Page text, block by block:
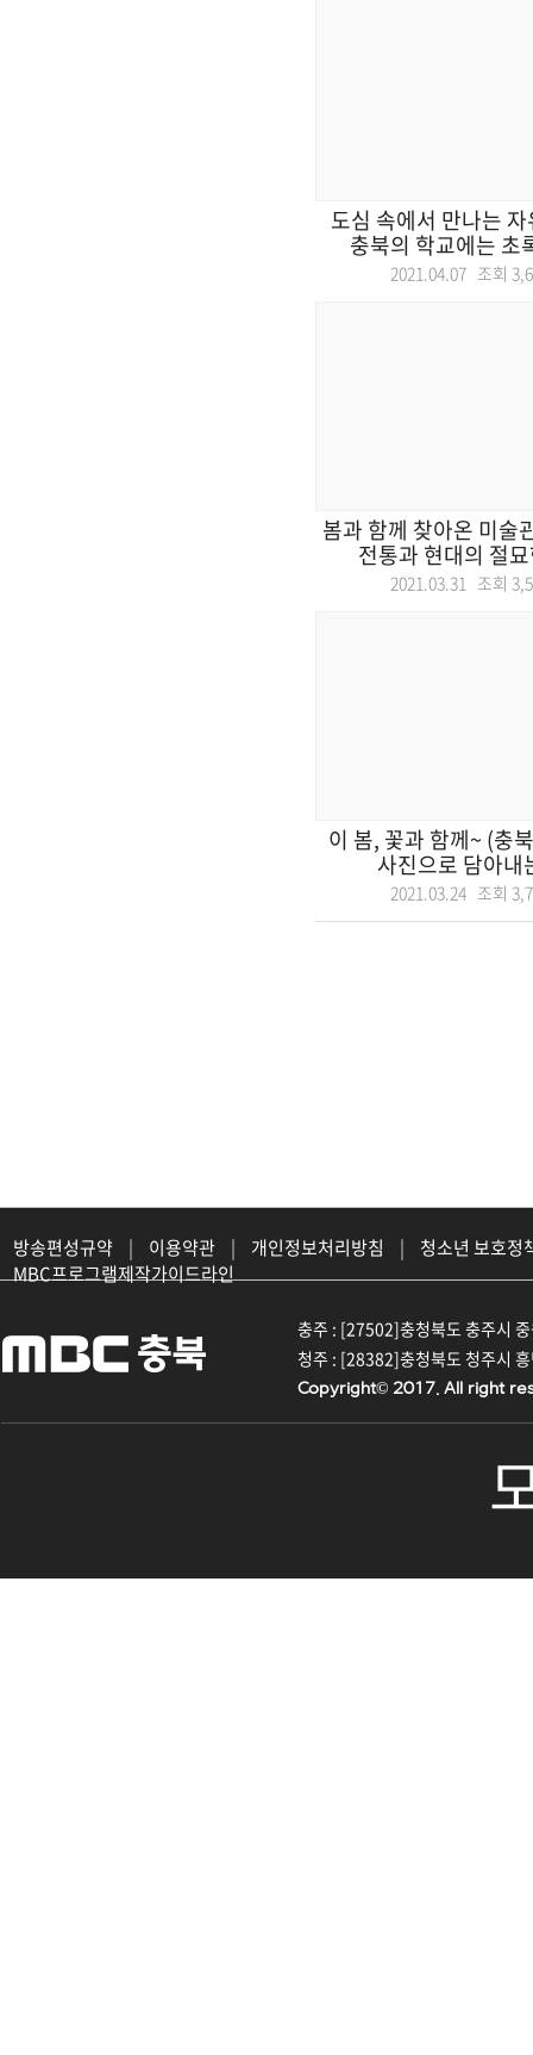
도심 속에서 만나는
충북의 학교에는 초
2021.04.07 조회
봄과 함께 찾아온 미술
전통과 현대의 절
2021.03.31 조회
이 봄, 꽃과 함께~ (충
사진으로 담아내
2021.03.24 조회
방송편성규약 | 이용약관 | 개인정보처리방침 |
청소년 보호정
MBC프로그램제작가이드라인
충주 : [27502]충청북도 충주시
청주 : [28382]충청북도 청주시
Copyright© 2017. All right